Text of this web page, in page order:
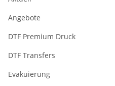
Angebote
DTF Premium Druck
DTF Transfers
Evakuierung